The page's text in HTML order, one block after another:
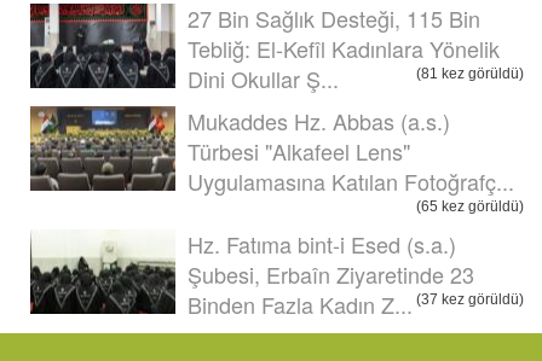
27 Bin Sağlık Desteği, 115 Bin
Tebliğ: El-Kefîl Kadınlara Yönelik
Dini Okullar Ş...
(81 kez görüldü)
Mukaddes Hz. Abbas (a.s.)
Türbesi "Alkafeel Lens"
Uygulamasına Katılan Fotoğrafç...
(65 kez görüldü)
Hz. Fatıma bint-i Esed (s.a.)
Şubesi, Erbaîn Ziyaretinde 23
Binden Fazla Kadın Z... (37 kez görüldü)